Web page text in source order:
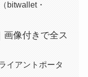
bitwallet・
画像付きで全ス
イアントポータ